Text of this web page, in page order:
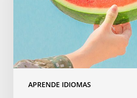
APRENDE IDIOMAS
imprescindibles